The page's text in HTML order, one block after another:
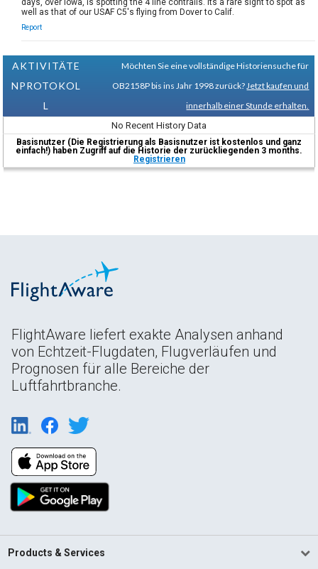
well as that of our USAF C5's flying from Dover to Calif.
Report
AKTIVITÄTE
NPROTOKOL
L
Möchten Sie eine vollständige Historiensuche für
OB2158P bis ins Jahr 1998 zurück? Jetzt kaufen und
innerhalb einer Stunde erhalten.
No Recent History Data
Basisnutzer (Die Registrierung als Basisnutzer ist kostenlos und ganz
einfach!) haben Zugriff auf die Historie der zurückliegenden 3 months.
Registrieren
FlightAware liefert exakte Analysen anhand
von Echtzeit-Flugdaten, Flugverläufen und
Prognosen für alle Bereiche der
Luftfahrtbranche.
Products & Services